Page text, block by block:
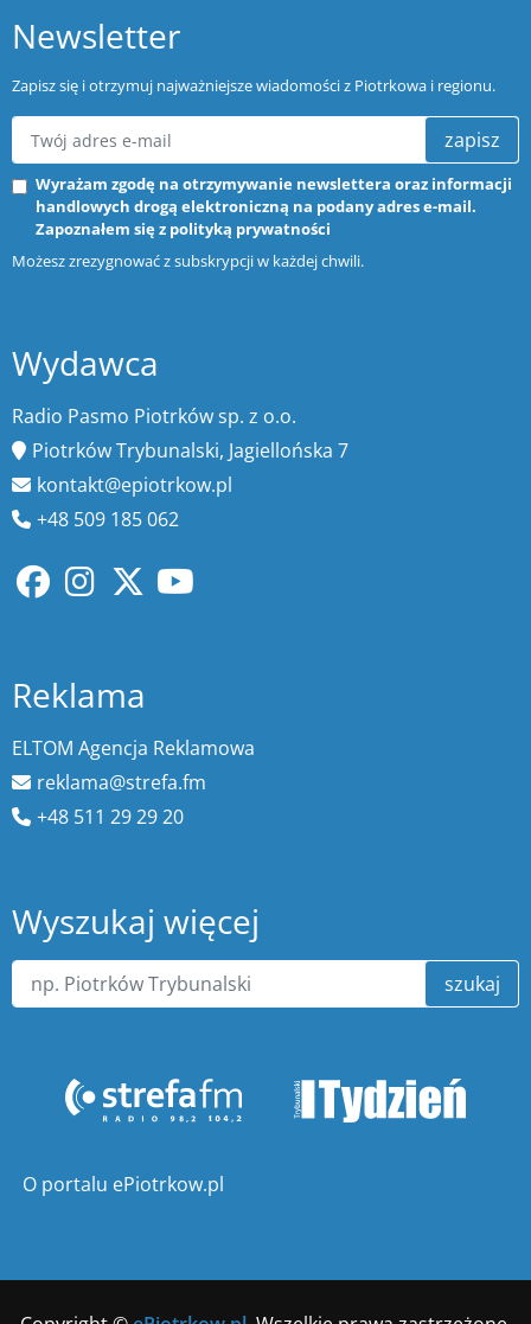
Newsletter
Zapisz się i otrzymuj najważniejsze wiadomości z Piotrkowa i regionu.
zapisz
Wyrażam zgodę na otrzymywanie newslettera oraz informacji
handlowych drogą elektroniczną na podany adres e-mail.
Zapoznałem się z polityką prywatności
Możesz zrezygnować z subskrypcji w każdej chwili.
Wydawca
Radio Pasmo Piotrków sp. z o.o.
Piotrków Trybunalski, Jagiellońska 7
kontakt@epiotrkow.pl
+48 509 185 062
Reklama
ELTOM Agencja Reklamowa
reklama@strefa.fm
+48 511 29 29 20
Wyszukaj więcej
szukaj
O portalu ePiotrkow.pl